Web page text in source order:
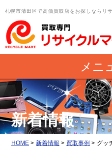
札幌市清田区で高価買取店をお探しならリ
新着情報
HOME > 新着情報 > 買取事例 > グッ